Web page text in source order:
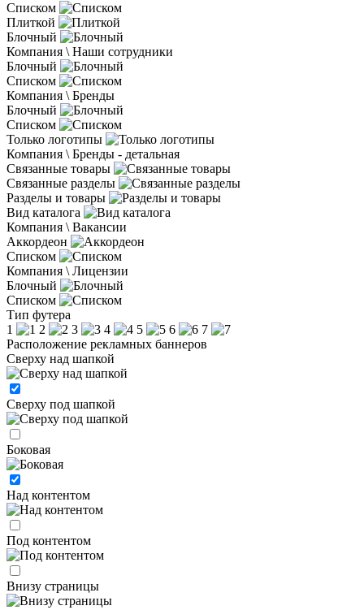
Списком
Плиткой
Блочный
Компания \ Наши сотрудники
Блочный
Списком
Компания \ Бренды
Блочный
Списком
Только логотипы
Компания \ Бренды - детальная
Связанные товары
Связанные разделы
Разделы и товары
Вид каталога
Компания \ Вакансии
Аккордеон
Списком
Компания \ Лицензии
Блочный
Списком
Тип футера
1
2 3 4 5 6
7
Расположение рекламных баннеров
Сверху над шапкой
Сверху под шапкой
Боковая
Над контентом
Под контентом
Внизу страницы